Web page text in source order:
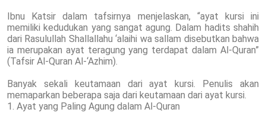
Ibnu Katsir dalam tafsirnya menjelaskan, “ayat kursi ini
memiliki kedudukan yang sangat agung. Dalam hadits shahih
dari Rasulullah Shallallahu ‘alaihi wa sallam disebutkan bahwa
ia merupakan ayat teragung yang terdapat dalam Al-Quran”
(Tafsir Al-Quran Al-‘Azhim).
Banyak sekali keutamaan dari ayat kursi. Penulis akan
memaparkan beberapa saja dari keutamaan dari ayat kursi.
1. Ayat yang Paling Agung dalam Al-Quran